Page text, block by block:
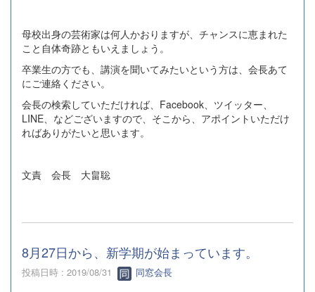
母校出身の芸術家は何人かおりますが、チャンスに恵まれた
こと自体奇跡ともいえましょう。
卒業生の方でも、講演を聞いてみたいという方は、会長あて
にご連絡ください。
会長の検索していただければ、Facebook、ツイッター、
LINE、などございますので、そこから、アポイントいただけ
ればありがたいと思います。
文責 会長 大畠聡
8月27日から、新学期が始まっています。
投稿日時 : 2019/08/31 同窓会長